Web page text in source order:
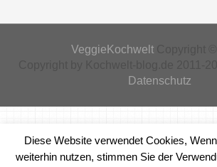
VeggieKochweltCopyright ©
Datenschutz
Diese Website verwendet Cookies,
weiterhin nutzen, stimmen Sie der